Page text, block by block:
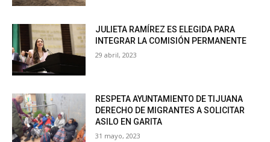
JULIETA RAMÍREZ ES ELEGIDA PARA
INTEGRAR LA COMISIÓN PERMANENTE
29 abril, 2023
RESPETA AYUNTAMIENTO DE TIJUANA
DERECHO DE MIGRANTES A SOLICITAR
ASILO EN GARITA
31 mayo, 2023